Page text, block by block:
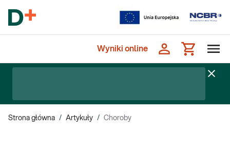
Wyniki online
Strona główna / Artykuły / Choroby